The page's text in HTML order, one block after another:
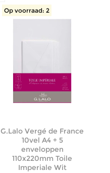
Op voorraad: 2
G.Lalo Vergé de France
10vel A4 + 5
enveloppen
110x220mm Toile
Imperiale Wit